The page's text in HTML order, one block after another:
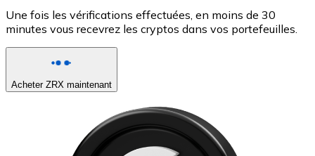
Une fois les vérifications effectuées, en moins de 30
minutes vous recevrez les cryptos dans vos portefeuilles.
Acheter ZRX maintenant